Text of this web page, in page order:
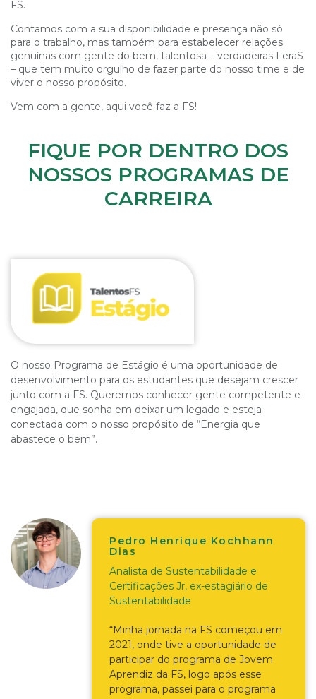
FS.
Contamos com a sua disponibilidade e presença não só
para o trabalho, mas também para estabelecer relações
genuínas com gente do bem, talentosa – verdadeiras FeraS
– que tem muito orgulho de fazer parte do nosso time e de
viver o nosso propósito.
Vem com a gente, aqui você faz a FS!
FIQUE POR DENTRO DOS
NOSSOS PROGRAMAS DE
CARREIRA
O nosso Programa de Estágio é uma oportunidade de
desenvolvimento para os estudantes que desejam crescer
junto com a FS. Queremos conhecer gente competente e
engajada, que sonha em deixar um legado e esteja
conectada com o nosso propósito de “Energia que
abastece o bem”.
Pedro Henrique Kochhann
Dias
Analista de Sustentabilidade e
Certificações Jr, ex-estagiário de
Sustentabilidade
“Minha jornada na FS começou em
2021, onde tive a oportunidade de
participar do programa de Jovem
Aprendiz da FS, logo após esse
programa, passei para o programa